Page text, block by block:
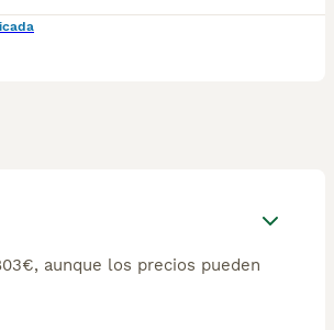
aunque los precios pueden